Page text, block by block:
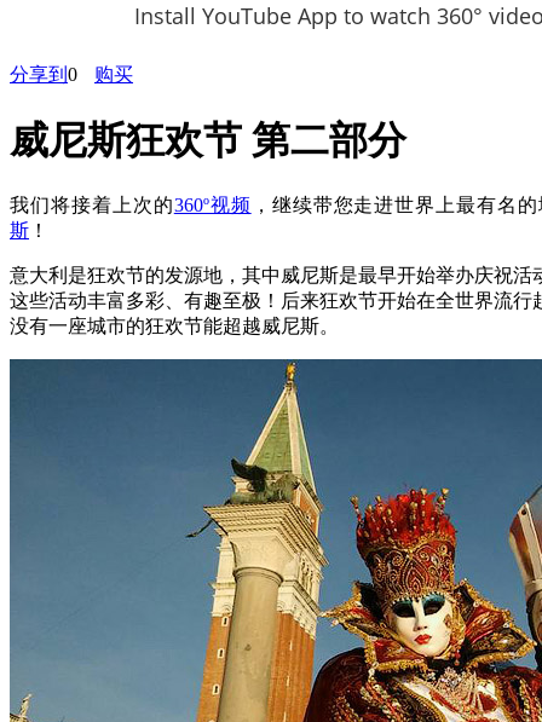
Install YouTube App to watch 360°
分享到 0 购买
威尼斯狂欢节 第二部分
我们将接着上次的360º视频 ，继续带您走进世界上最有名
斯 ！
意大利是狂欢节的发源地，其中威尼斯是最早开始举办庆祝活
这些活动丰富多彩、有趣至极！后来狂欢节开始在全世界流行
没有一座城市的狂欢节能超越威尼斯。